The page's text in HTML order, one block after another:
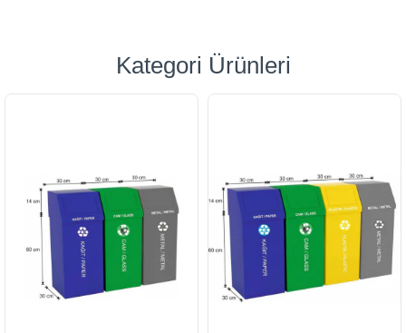
Kategori Ürünleri